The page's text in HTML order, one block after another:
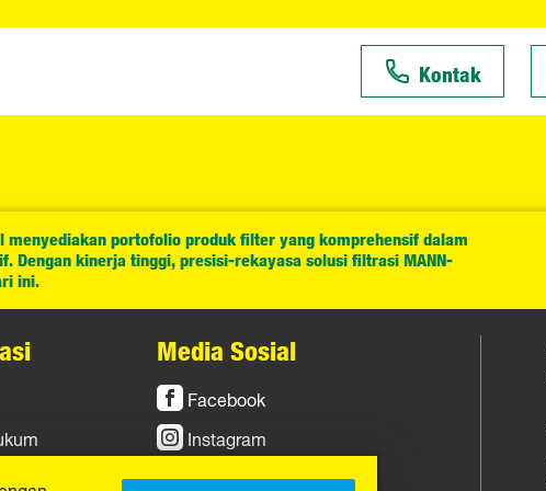
Kontak
portofolio produk filter yang komprehensif dalam
Dengan kinerja tinggi, presisi-rekayasa solusi filtrasi MANN-
ini.
Media Sosial
Facebook
Instagram
YouTube